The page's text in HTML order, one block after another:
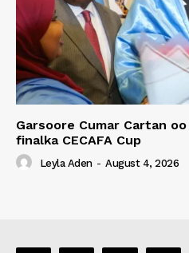
Garsoore Cumar Cartan
finalka CECAFA Cup
Leyla Aden - August 4, 2026